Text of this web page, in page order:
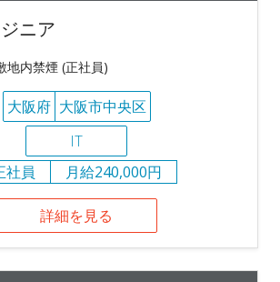
ニア
地内禁煙 (正社員)
大阪府 大阪市中央区
IT
社員
月給240,000円
詳細を見る